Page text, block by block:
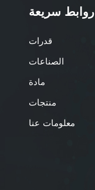
روابط سريعة
قدرات
الصناعات
مادة
منتجات
معلومات عنا